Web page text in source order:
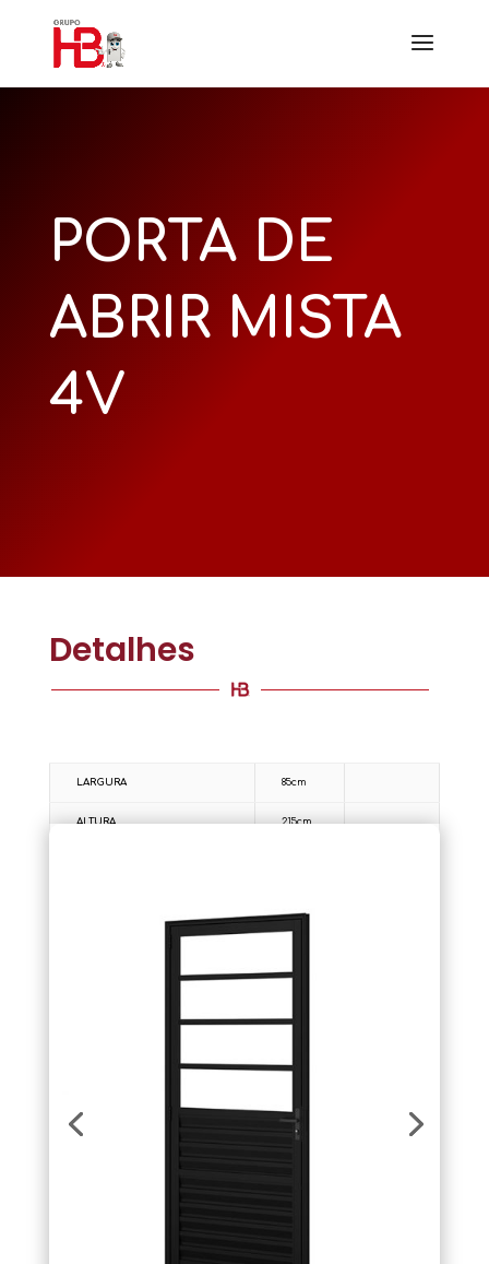
PORTA DE
ABRIR MISTA
4V
Detalhes
LARGURA 85cm
ALTURA 215cm